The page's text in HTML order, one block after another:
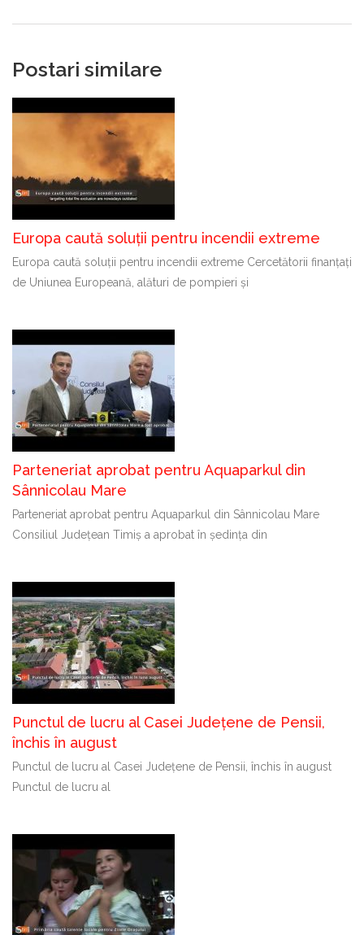
Postari similare
Europa caută soluții pentru incendii extreme
Europa caută soluții pentru incendii extreme Cercetătorii finanțați
de Uniunea Europeană, alături de pompieri și
Parteneriat aprobat pentru Aquaparkul din
Sânnicolau Mare
Parteneriat aprobat pentru Aquaparkul din Sânnicolau Mare
Consiliul Județean Timiș a aprobat în ședința din
Punctul de lucru al Casei Județene de Pensii,
închis în august
Punctul de lucru al Casei Județene de Pensii, închis în august
Punctul de lucru al